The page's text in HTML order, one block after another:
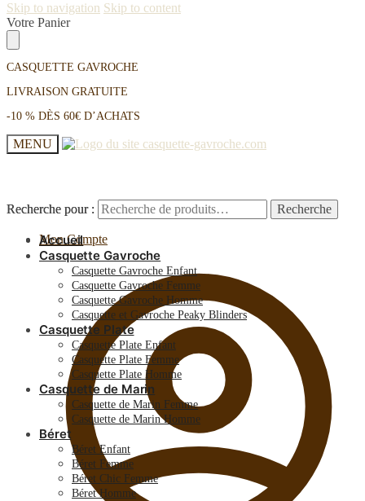
Skip to navigation Skip to content
Votre Panier
CASQUETTE GAVROCHE
LIVRAISON GRATUITE
-10 % DÈS 60€ D’ACHATS
MENU
Recherche pour : Recherche
Mon Compte
Recherche pour : Recherche
Accueil
Casquette Gavroche
Casquette Gavroche Enfant
Casquette Gavroche Femme
Casquette Gavroche Homme
Casquette et Gavroche Peaky Blinders
Casquette Plate
Casquette Plate Enfant
Casquette Plate Femme
Casquette Plate Homme
Casquette de Marin
Casquette de Marin Femme
Casquette de Marin Homme
Béret
Béret Enfant
Béret Femme
Béret Chic Femme
Béret Homme